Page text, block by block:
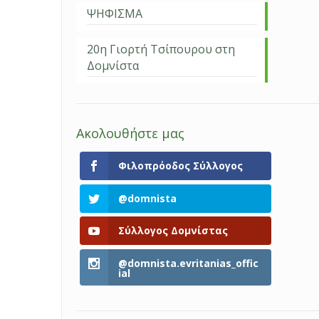
ΨΗΦΙΣΜΑ
20η Γιορτή Τσίπουρου στη
Δομνίστα
Ακολουθήστε μας
Φιλοπρόοδος Σύλλογος
@domnista
Σύλλογος Δομνίστας
@domnista.evritanias_offic
ial